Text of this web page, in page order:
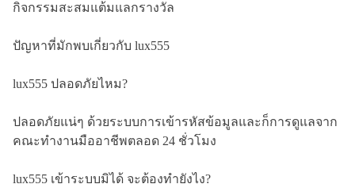
กิจกรรมสะสมแต้มแลกรางวัล
ปัญหาที่มักพบเกี่ยวกับ lux555
lux555 ปลอดภัยไหม?
ปลอดภัยแน่ๆ ด้วยระบบการเข้ารหัสข้อมูลและก็การดูแลจาก
คณะทำงานมืออาชีพตลอด 24 ชั่วโมง
lux555 เข้าระบบมิได้ จะต้องทำยังไง?